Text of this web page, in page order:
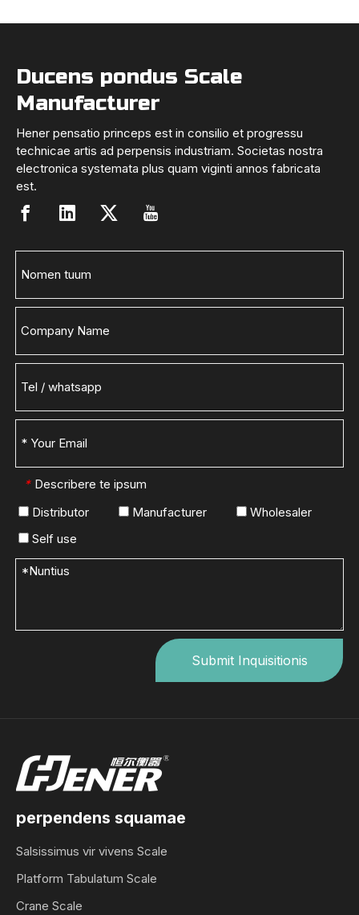
Ducens pondus Scale
Manufacturer
Hener pensatio princeps est in consilio et progressu
technicae artis ad perpensis industriam. Societas nostra
electronica systemata plus quam viginti annos fabricata
est.
* Describere te ipsum
Distributor
Manufacturer
Wholesaler
Self use
Submit Inquisitionis
perpendens squamae
Salsissimus vir vivens Scale
Platform Tabulatum Scale
Crane Scale